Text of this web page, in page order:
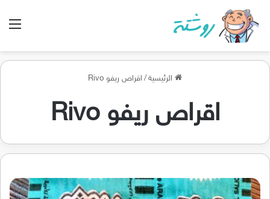
الرئيسية/ اقراص ريفو Rivo
اقراص ريفو Rivo